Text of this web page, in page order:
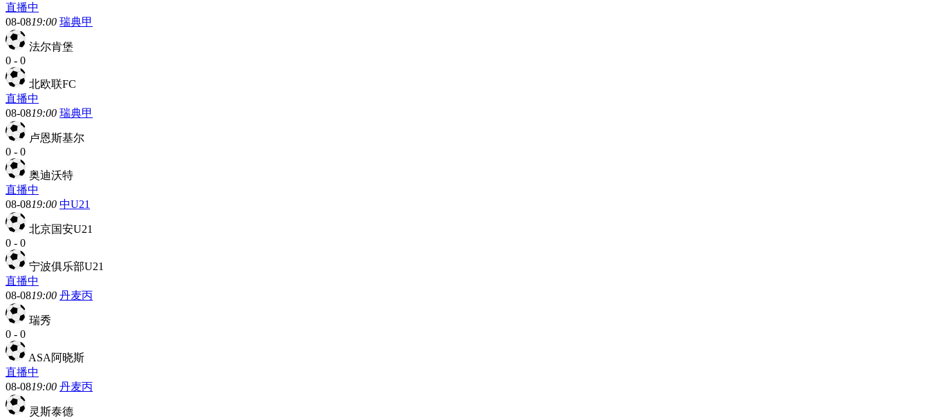
直播中
08-0819:00 瑞典甲
法尔肯堡
0 - 0
北欧联FC
直播中
08-0819:00 瑞典甲
卢恩斯基尔
0 - 0
奥迪沃特
直播中
08-0819:00 中U21
北京国安U21
0 - 0
宁波俱乐部U21
直播中
08-0819:00 丹麦丙
瑞秀
0 - 0
ASA阿晓斯
直播中
08-0819:00 丹麦丙
灵斯泰德